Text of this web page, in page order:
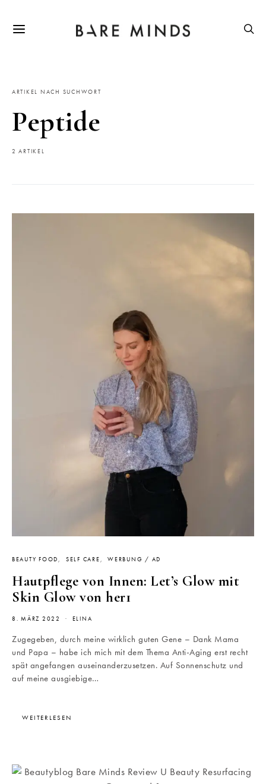
ARTIKEL NACH SUCHWORT
Peptide
2 ARTIKEL
BEAUTY FOOD SELF CARE WERBUNG / AD
Hautpflege von Innen: Let’s Glow mit
Skin Glow von her1
8. MÄRZ 2022 ELINA
Zugegeben, durch meine wirklich guten Gene – Dank Mama
und Papa – habe ich mich mit dem Thema Anti-Aging erst recht
spät angefangen auseinanderzusetzen. Auf Sonnenschutz und
auf meine ausgiebige…
WEITERLESEN